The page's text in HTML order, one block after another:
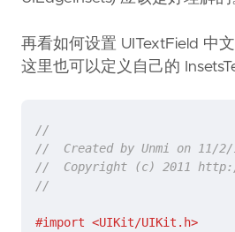
再看如何设置 UITextField 中
这里也可以定义自己的